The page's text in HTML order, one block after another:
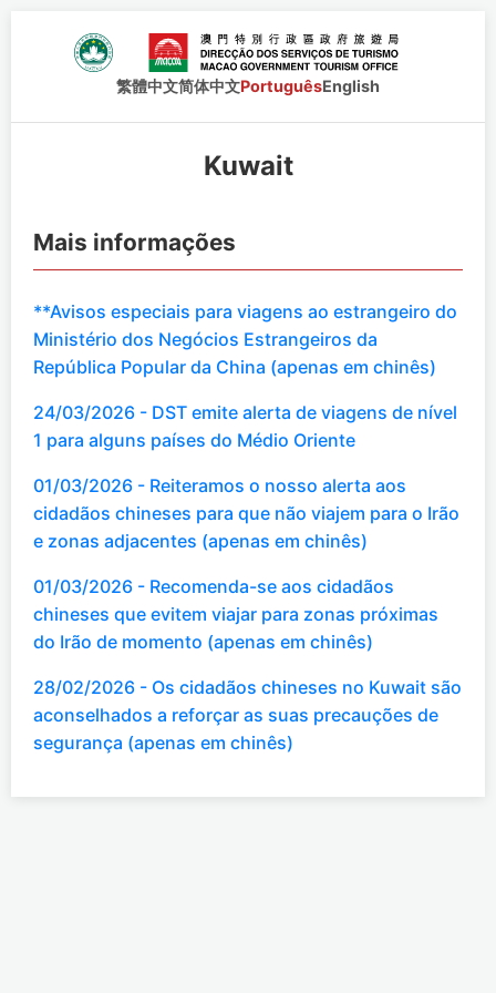
繁體中文简体中文PortuguêsEnglish
Kuwait
Mais informações
**Avisos especiais para viagens ao estrangeiro do
Ministério dos Negócios Estrangeiros da
República Popular da China (apenas em chinês)
24/03/2026 - DST emite alerta de viagens de nível
1 para alguns países do Médio Oriente
01/03/2026 - Reiteramos o nosso alerta aos
cidadãos chineses para que não viajem para o Irão
e zonas adjacentes (apenas em chinês)
01/03/2026 - Recomenda-se aos cidadãos
chineses que evitem viajar para zonas próximas
do Irão de momento (apenas em chinês)
28/02/2026 - Os cidadãos chineses no Kuwait são
aconselhados a reforçar as suas precauções de
segurança (apenas em chinês)